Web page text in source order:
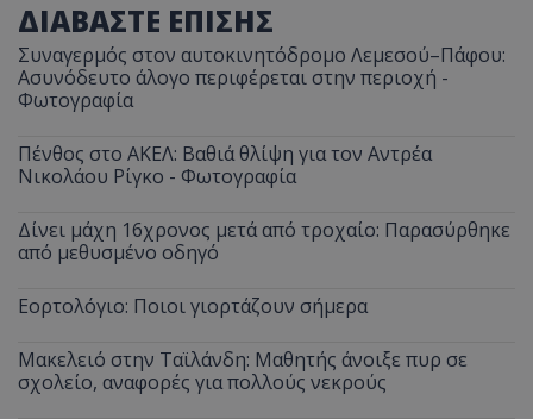
ΔΙΑΒΑΣΤΕ ΕΠΙΣΗΣ
Συναγερμός στον αυτοκινητόδρομο Λεμεσού–Πάφου:
Ασυνόδευτο άλογο περιφέρεται στην περιοχή -
Φωτογραφία
Πένθος στο ΑΚΕΛ: Βαθιά θλίψη για τον Αντρέα
Νικολάου Ρίγκο - Φωτογραφία
Δίνει μάχη 16χρονος μετά από τροχαίο: Παρασύρθηκε
από μεθυσμένο οδηγό
Εορτολόγιο: Ποιοι γιορτάζουν σήμερα
Μακελειό στην Ταϊλάνδη: Μαθητής άνοιξε πυρ σε
σχολείο, αναφορές για πολλούς νεκρούς